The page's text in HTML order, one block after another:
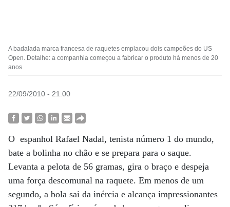
A badalada marca francesa de raquetes emplacou dois campeões do US
Open. Detalhe: a companhia começou a fabricar o produto há menos de 20
anos
22/09/2010 - 21:00
O espanhol Rafael Nadal, tenista número 1 do mundo,
bate a bolinha no chão e se prepara para o saque.
Levanta a pelota de 56 gramas, gira o braço e despeja
uma força descomunal na raquete. Em menos de um
segundo, a bola sai da inércia e alcança impressionantes